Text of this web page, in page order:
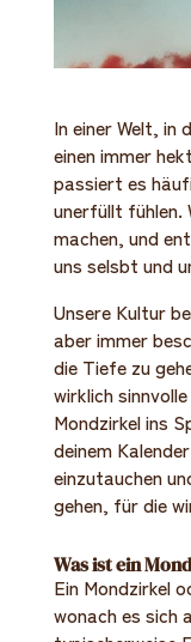
In einer Welt, in
einen immer
passiert es
unerfüllt fühlen.
machen, und
uns selsbt und
Unsere Kultur
aber immer
die Tiefe zu
wirklich
Mondzirkel ins
deinem
einzutauchen
gehen, für die
Was ist ein
Ein Mondzirkel
wonach es sich